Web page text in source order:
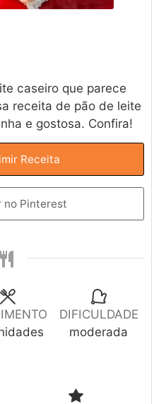
caseiro que parece
receita de pão de leite
e gostosa. Confira!
Receita
no Pinterest
DIFICULDADE
moderada